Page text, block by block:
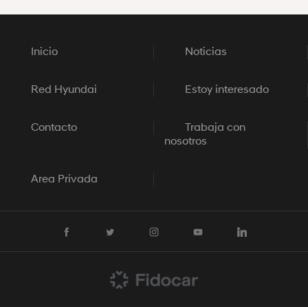
Inicio Noticias
Red Hyundai Estoy interesado
Contacto
Trabaja con
nosotros
Area Privada